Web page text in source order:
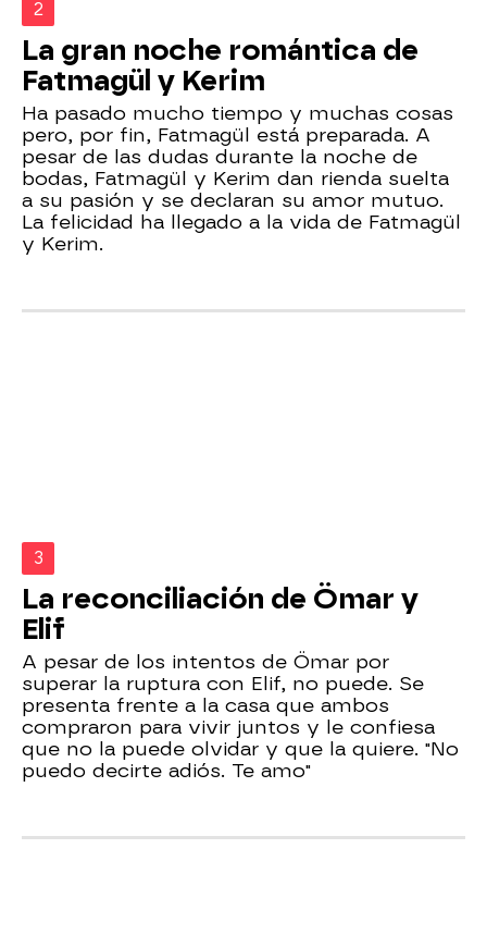
2
La gran noche romántica de
Fatmagül y Kerim
Ha pasado mucho tiempo y muchas cosas
pero, por fin, Fatmagül está preparada. A
pesar de las dudas durante la noche de
bodas, Fatmagül y Kerim dan rienda suelta
a su pasión y se declaran su amor mutuo.
La felicidad ha llegado a la vida de Fatmagül
y Kerim.
3
La reconciliación de Ömar y
Elif
A pesar de los intentos de Ömar por
superar la ruptura con Elif, no puede. Se
presenta frente a la casa que ambos
compraron para vivir juntos y le confiesa
que no la puede olvidar y que la quiere. "No
puedo decirte adiós. Te amo"